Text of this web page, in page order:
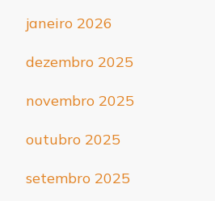
janeiro 2026
dezembro 2025
novembro 2025
outubro 2025
setembro 2025